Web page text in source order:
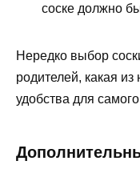
соске должно
Нередко выбор
родителей, какая
удобства для